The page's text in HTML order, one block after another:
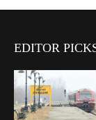
EDITOR